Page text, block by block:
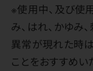
※使用中、及び使
み、はれ、かゆみ
異常が現れた時
ことをおすすめい